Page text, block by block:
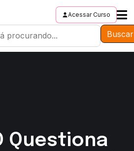
Acessar Curso
Buscar
Questiona